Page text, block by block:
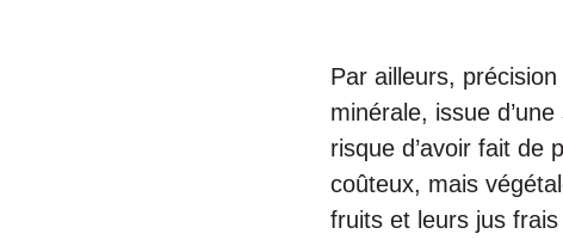
Par ailleurs, précision
minérale, issue
risque d’avoir fait de
coûteux, mais
fruits et leurs jus